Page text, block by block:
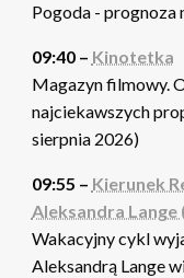
Pogoda - prognoza
09:40 – Kinotetka
Magazyn filmowy.
najciekawszych
sierpnia 2026)
09:55 – Kierunek
Aleksandra Lange
Wakacyjny cykl
Aleksandrą Lange